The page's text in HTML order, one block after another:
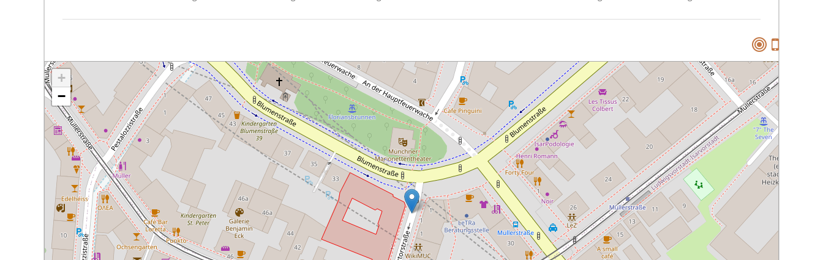
+
−